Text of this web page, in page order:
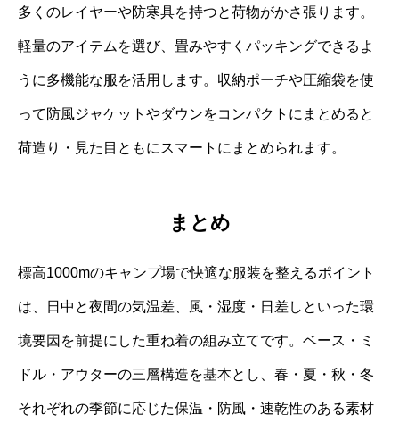
多くのレイヤーや防寒具を持つと荷物がかさ張ります。
軽量のアイテムを選び、畳みやすくパッキングできるよ
うに多機能な服を活用します。収納ポーチや圧縮袋を使
って防風ジャケットやダウンをコンパクトにまとめると
荷造り・見た目ともにスマートにまとめられます。
まとめ
標高1000mのキャンプ場で快適な服装を整えるポイント
は、日中と夜間の気温差、風・湿度・日差しといった環
境要因を前提にした重ね着の組み立てです。ベース・ミ
ドル・アウターの三層構造を基本とし、春・夏・秋・冬
それぞれの季節に応じた保温・防風・速乾性のある素材